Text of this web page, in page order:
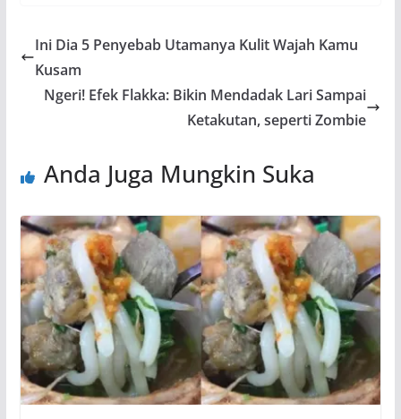
Ini Dia 5 Penyebab Utamanya Kulit Wajah Kamu
Kusam
Ngeri! Efek Flakka: Bikin Mendadak Lari Sampai
Ketakutan, seperti Zombie
Anda Juga Mungkin Suka